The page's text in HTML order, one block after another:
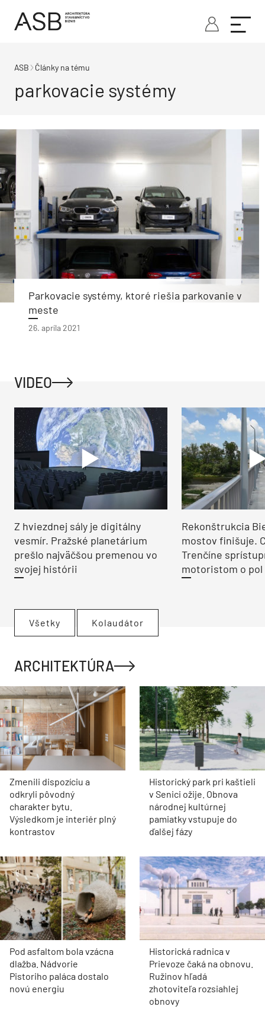
ASB Články na tému
parkovacie systémy
Parkovacie systémy, ktoré riešia parkovanie v
meste
26. apríla 2021
VIDEO
Z hviezdnej sály je digitálny
vesmír. Pražské planetárium
prešlo najväčšou premenou vo
svojej histórii
Rekonštrukcia
mostov finišuje.
Trenčíne
motoristom o pol
Všetky Kolaudátor
ARCHITEKTÚRA
Zmenili dispozíciu a
odkryli pôvodný
charakter bytu.
Výsledkom je interiér plný
kontrastov
Historický park pri kaštieli
v Senici ožije. Obnova
národnej kultúrnej
pamiatky vstupuje do
ďalšej fázy
Pod asfaltom bola vzácna
dlažba. Nádvorie
Pistoriho paláca dostalo
novú energiu
Historická radnica v
Prievoze čaká na obnovu.
Ružinov hľadá
zhotoviteľa rozsiahlej
obnovy